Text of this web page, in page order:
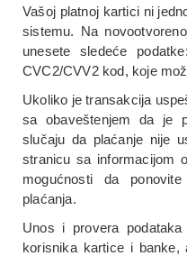
Vašoj platnoj kartici ni
sistemu. Na
unesete sledeće
CVC2/CVV2 kod, koje
Ukoliko je transakcija
sa obaveštenjem da je
slučaju da plaćanje nije
stranicu sa informacijom
mogućnosti da
plaćanja.
Unos i provera
korisnika kartice i